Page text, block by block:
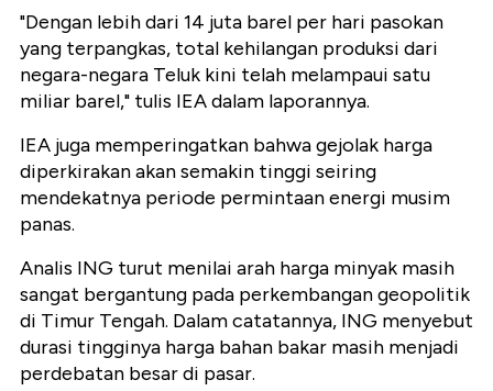
"Dengan lebih dari 14 juta barel per hari pasokan
yang terpangkas, total kehilangan produksi dari
negara-negara Teluk kini telah melampaui satu
miliar barel," tulis IEA dalam laporannya.
IEA juga memperingatkan bahwa gejolak harga
diperkirakan akan semakin tinggi seiring
mendekatnya periode permintaan energi musim
panas.
Analis ING turut menilai arah harga minyak masih
sangat bergantung pada perkembangan geopolitik
di Timur Tengah. Dalam catatannya, ING menyebut
durasi tingginya harga bahan bakar masih menjadi
perdebatan besar di pasar.